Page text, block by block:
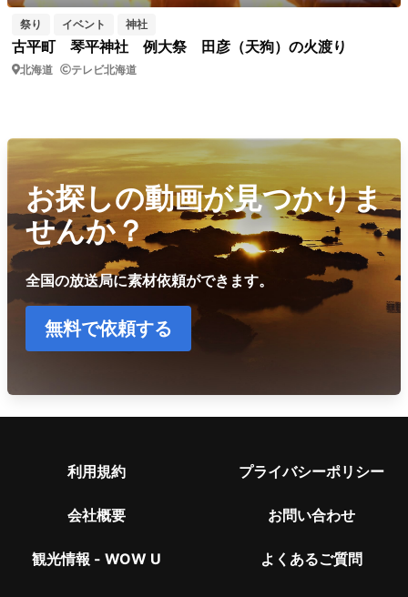
祭り イベント 神社
古平町 琴平神社 例大祭 田彦（天狗）の火渡り
北海道 テレビ北海道
お探しの動画が見つかりま
せんか？
全国の放送局に素材依頼ができます。
無料で依頼する
利用規約 プライバシーポリシー
会社概要 お問い合わせ
観光情報 - WOW U よくあるご質問